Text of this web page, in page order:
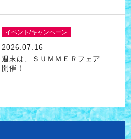
イベント/キャンペーン
2026.07.16
週末は、ＳＵＭＭＥＲフェア
開催！